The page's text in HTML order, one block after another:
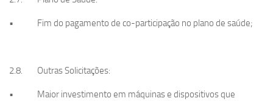
• Fim do pagamento de co-participação no plano de saúde;
2.8. Outras Solicitações:
• Maior investimento em máquinas e dispositivos que